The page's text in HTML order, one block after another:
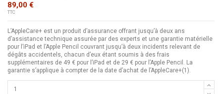
89,00 €
TTC
L’AppleCare+ est un produit d’assurance offrant jusqu’à deux ans
d’assistance technique assurée par des experts et une garantie matérielle
pour l’iPad et l’Apple Pencil couvrant jusqu’à deux incidents relevant de
dégâts accidentels, chacun d’eux étant soumis à des frais
supplémentaires de 49 € pour l’iPad et de 29 € pour l’Apple Pencil. La
garantie s’applique à compter de la date d’achat de l’AppleCare+(1).